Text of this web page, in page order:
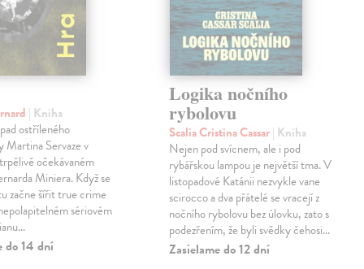
| Kniha
ostříleného
Martina Servaze v
očekávaném
Miniera. Když se
začne šířit true crime
sériovém
do 14 dní
Logika nočního
rybolovu
Scalia Cristina Cassar| Kniha
Nejen pod svícnem, ale i pod
rybářskou lampou je největší tma. V
listopadové Katánii nezvykle vane
scirocco a dva přátelé se vracejí z
nočního rybolovu bez úlovku, zato s
podezřením, že byli svědky čehosi…
Zasielame do 12 dní